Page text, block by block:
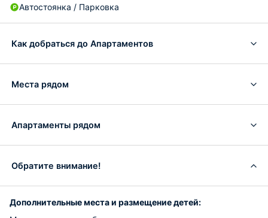
Автостоянка / Парковка
Как добраться до Апартаментов
Места рядом
Апартаменты рядом
Обратите внимание!
Дополнительные места и размещение детей: